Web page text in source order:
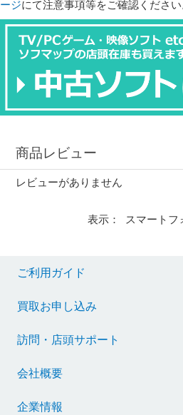
ージにて注意事項等をご確認ください
商品レビュー
レビューがありません
表示： スマートフ
ご利用ガイド
買取お申し込み
訪問・店頭サポート
会社概要
企業情報